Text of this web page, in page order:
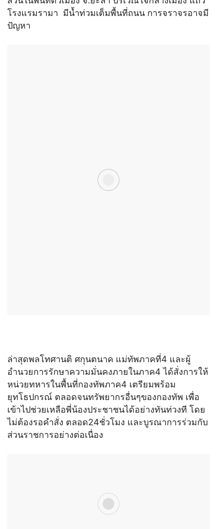
โรงแรมรามา มีน้ำท่วมเต็มพื้นที่ถนน การจราจรอาจมี
ปัญหา
ล่าสุดพลโทศานติ ศกุนตนาค แม่ทัพภาคที่4 และผู้
อำนวยการรักษาความมั่นคงภายในภาค4 ได้สั่งการให้
หน่วยทหารในพื้นที่กองทัพภาค4 เตรียมพร้อม
ยุทโธปกรณ์ ตลอดจนทรัพยากรอื่นๆของกองทัพ เพื่อ
เข้าไปช่วยเหลือพี่น้องประชาชนได้อย่างทันท่วงที โดย
ไม่ต้องรอคำสั่ง ตลอด24ชั่วโมง และบูรณาการร่วมกับ
ส่วนราชการอย่างต่อเนื่อง